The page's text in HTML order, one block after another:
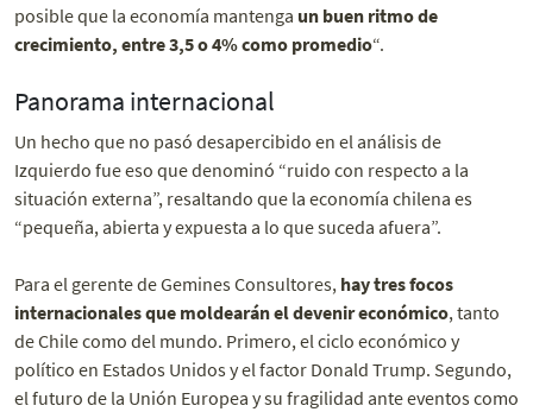
posible que la economía mantenga un buen ritmo de
crecimiento, entre 3,5 o 4% como promedio“.
Panorama internacional
Un hecho que no pasó desapercibido en el análisis de
Izquierdo fue eso que denominó “ruido con respecto a la
situación externa”, resaltando que la economía chilena es
“pequeña, abierta y expuesta a lo que suceda afuera”.
Para el gerente de Gemines Consultores, hay tres focos
internacionales que moldearán el devenir económico, tanto
de Chile como del mundo. Primero, el ciclo económico y
político en Estados Unidos y el factor Donald Trump. Segundo,
el futuro de la Unión Europea y su fragilidad ante eventos como